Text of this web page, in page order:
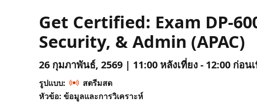
Get Certified: Exam DP-
Security, & Admin (APAC)
26 กุมภาพันธ์, 2569 | 11:00 หลังเที่ยง - 12:00 ก่อน
รูปแบบ:
สตรีมสด
หัวข้อ: ข้อมูลและการวิเคราะห์